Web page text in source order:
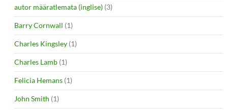
autor määratlemata (inglise) (3)
Barry Cornwall (1)
Charles Kingsley (1)
Charles Lamb (1)
Felicia Hemans (1)
John Smith (1)